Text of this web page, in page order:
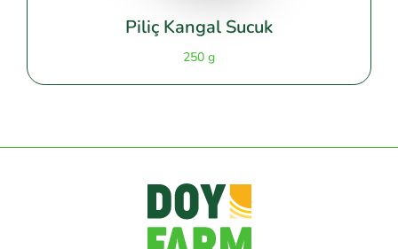
Piliç Kangal Sucuk
250 g